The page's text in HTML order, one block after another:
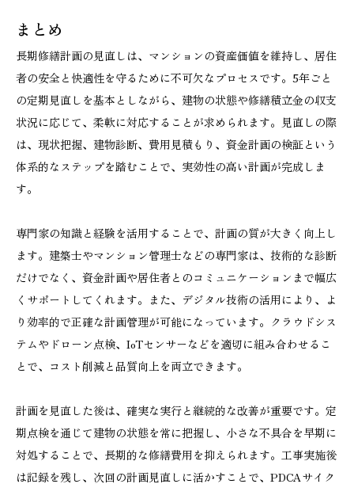
まとめ
長期修繕計画の見直しは、マンションの資産価値を維持し、居住
者の安全と快適性を守るために不可欠なプロセスです。5年ごと
の定期見直しを基本としながら、建物の状態や修繕積立金の収支
状況に応じて、柔軟に対応することが求められます。見直しの際
は、現状把握、建物診断、費用見積もり、資金計画の検証という
体系的なステップを踏むことで、実効性の高い計画が完成しま
す。
専門家の知識と経験を活用することで、計画の質が大きく向上し
ます。建築士やマンション管理士などの専門家は、技術的な診断
だけでなく、資金計画や居住者とのコミュニケーションまで幅広
くサポートしてくれます。また、デジタル技術の活用により、よ
り効率的で正確な計画管理が可能になっています。クラウドシス
テムやドローン点検、IoTセンサーなどを適切に組み合わせるこ
とで、コスト削減と品質向上を両立できます。
計画を見直した後は、確実な実行と継続的な改善が重要です。定
期点検を通じて建物の状態を常に把握し、小さな不具合を早期に
対処することで、長期的な修繕費用を抑えられます。工事実施後
は記録を残し、次回の計画見直しに活かすことで、PDCAサイク